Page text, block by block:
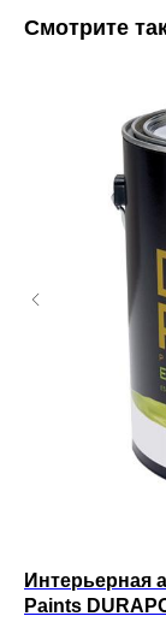
Смотрите
Интерьерная
Paints